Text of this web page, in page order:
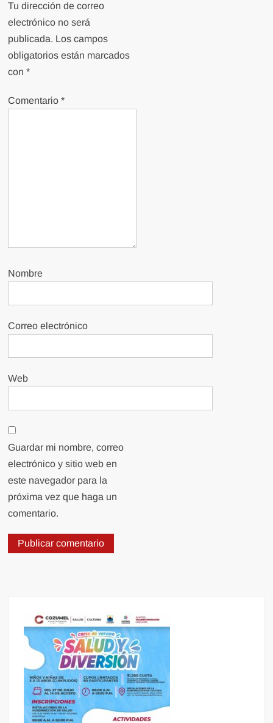
Tu dirección de correo
electrónico no será
publicada. Los campos
obligatorios están marcados
con*
Comentario*
Nombre
Correo electrónico
Web
Guardar mi nombre, correo
electrónico y sitio web en
este navegador para la
próxima vez que haga un
comentario.